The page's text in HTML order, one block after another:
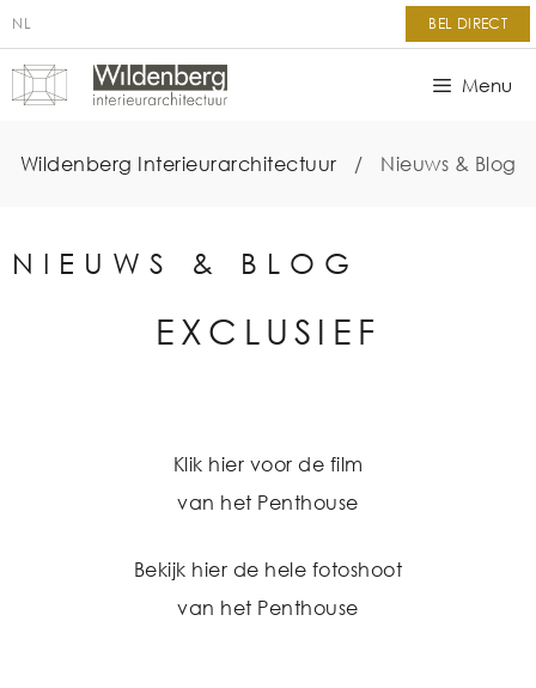
NL BEL DIRECT
Menu
Wildenberg Interieurarchitectuur / Nieuws & Blog
NIEUWS & BLOG
EXCLUSIEF
Klik hier voor de film
van het Penthouse
Bekijk hier de hele fotoshoot
van het Penthouse